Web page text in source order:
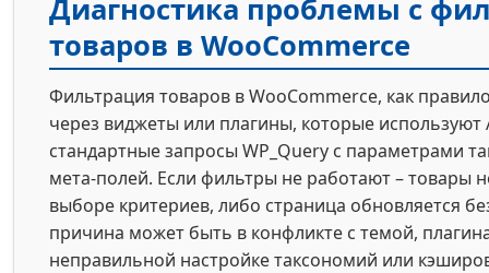
Диагностика проблемы с
товаров в WooCommerce
Фильтрация товаров в WooCommerce, как
через виджеты или плагины, которые используют
стандартные запросы WP_Query с параметрами
мета-полей. Если фильтры не работают – товары
выборе критериев, либо страница обновляется
причина может быть в конфликте с темой,
неправильной настройке таксономий или